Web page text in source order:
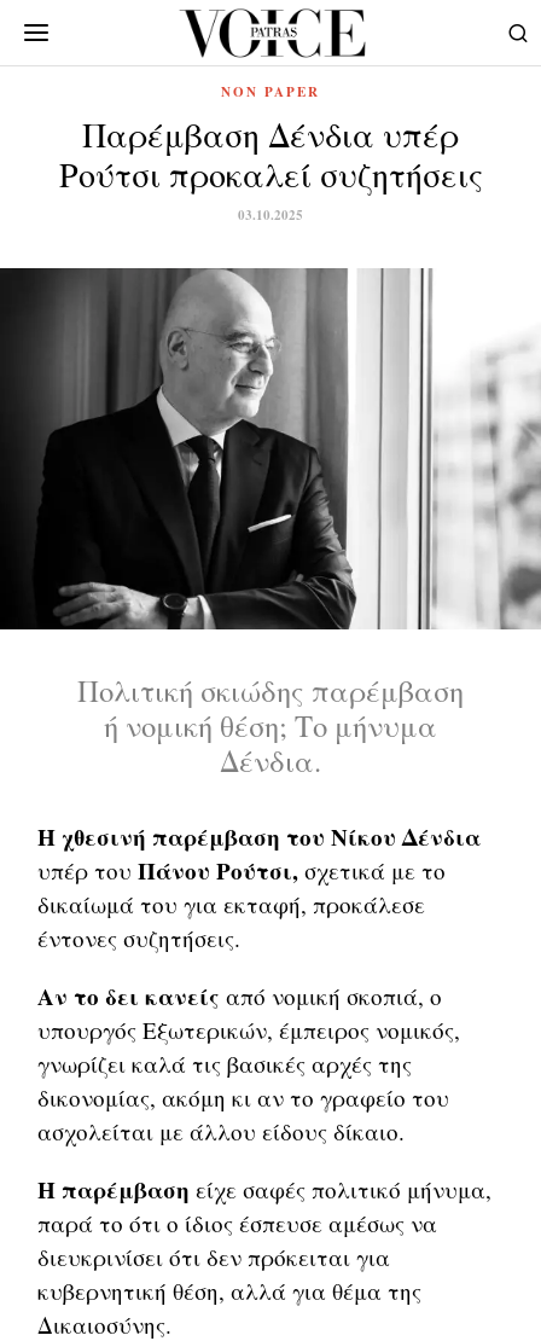
NON PAPER
Παρέμβαση Δένδια υπέρ
Ρούτσι προκαλεί συζητήσεις
03.10.2025
Πολιτική σκιώδης παρέμβαση
ή νομική θέση; Το μήνυμα
Δένδια.
Η χθεσινή παρέμβαση του Νίκου Δένδια
υπέρ τουΠάνου Ρούτσι,σχετικά με το
δικαίωμά του για εκταφή, προκάλεσε
έντονες συζητήσεις.
Αν το δει κανείς από νομική σκοπιά, ο
υπουργός Εξωτερικών, έμπειρος νομικός,
γνωρίζει καλά τις βασικές αρχές της
δικονομίας, ακόμη κι αν το γραφείο του
ασχολείται με άλλου είδους δίκαιο.
Η παρέμβασηείχε σαφές πολιτικό μήνυμα,
παρά το ότι ο ίδιος έσπευσε αμέσως να
διευκρινίσει ότι δεν πρόκειται για
κυβερνητική θέση, αλλά για θέμα της
Δικαιοσύνης.